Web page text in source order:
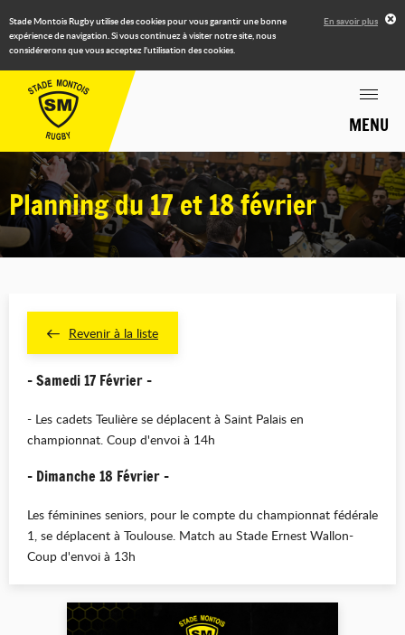
Stade Montois Rugby utilise des cookies pour vous garantir une bonne
expérience de navigation. Si vous continuez à visiter notre site, nous
considérerons que vous acceptez l'utilisation des cookies.
En savoir plus
MENU
Planning du 17 et 18 février
Revenir à la liste
- Samedi 17 Février -
- Les cadets Teulière se déplacent à Saint Palais en
championnat. Coup d'envoi à 14h
- Dimanche 18 Février -
Les féminines seniors, pour le compte du championnat fédérale
1, se déplacent à Toulouse. Match au Stade Ernest Wallon-
Coup d'envoi à 13h